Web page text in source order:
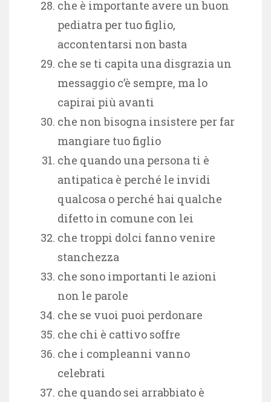
che è importante avere un buon
pediatra per tuo figlio,
accontentarsi non basta
che se ti capita una disgrazia un
messaggio c’è sempre, ma lo
capirai più avanti
che non bisogna insistere per far
mangiare tuo figlio
che quando una persona ti è
antipatica è perché le invidi
qualcosa o perché hai qualche
difetto in comune con lei
che troppi dolci fanno venire
stanchezza
che sono importanti le azioni
non le parole
che se vuoi puoi perdonare
che chi è cattivo soffre
che i compleanni vanno
celebrati
che quando sei arrabbiato è